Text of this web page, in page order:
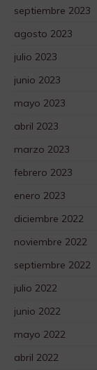
septiembre 2023
agosto 2023
julio 2023
junio 2023
mayo 2023
abril 2023
marzo 2023
febrero 2023
enero 2023
diciembre 2022
noviembre 2022
septiembre 2022
julio 2022
junio 2022
mayo 2022
abril 2022